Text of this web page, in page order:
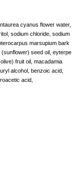
cyanus flower water,
sodium chloride, sodium
marsupium bark
seed oil, eyterpe
fruit oil, macadamia
alcohol, benzoic acid,
acid,